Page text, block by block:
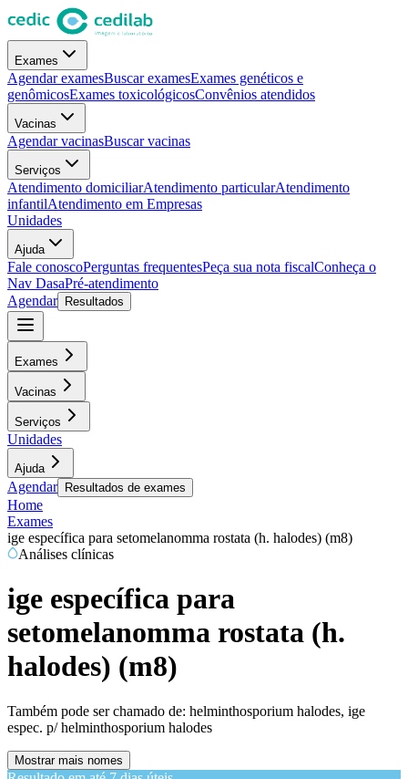
Exames
Agendar examesBuscar examesExames genéticos e
genômicosExames toxicológicosConvênios atendidos
Vacinas
Agendar vacinasBuscar vacinas
Serviços
Atendimento domiciliarAtendimento particularAtendimento
infantilAtendimento em Empresas
Unidades
Ajuda
Fale conoscoPerguntas frequentesPeça sua nota fiscalConheça o
Nav DasaPré-atendimento
Agendar
Resultados
Exames
Vacinas
Serviços
Unidades
Ajuda
Agendar Resultados de exames
Home
Exames
ige específica para setomelanomma rostata (h. halodes) (m8)
Análises clínicas
ige específica para
setomelanomma rostata (h.
halodes) (m8)
Também pode ser chamado de: helminthosporium halodes, ige
espec. p/ helminthosporium halodes
Mostrar mais nomes